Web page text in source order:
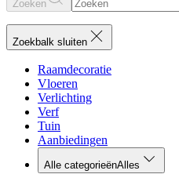
Zoeken
Zoekbalk sluiten
Raamdecoratie
Vloeren
Verlichting
Verf
Tuin
Aanbiedingen
Alle categorieënAlles